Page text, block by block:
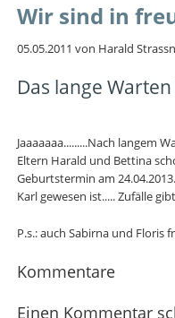
Wir sind in
05.05.2011 von Harald
Das lange
Jaaaaaaa.........Nach langem
Eltern Harald und Bettina
Geburtstermin am
Karl gewesen ist..... Zufälle
P.s.: auch Sabirna und Floris
Kommentare
Einen Kommentar